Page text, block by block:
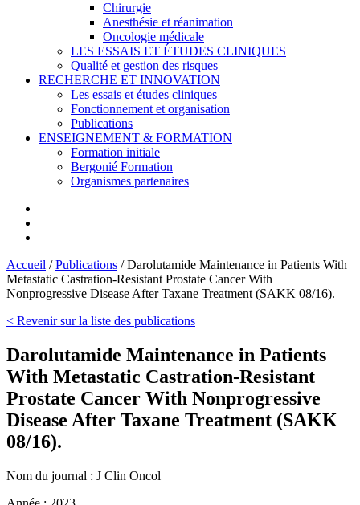
Chirurgie
Anesthésie et réanimation
Oncologie médicale
LES ESSAIS ET ÉTUDES CLINIQUES
Qualité et gestion des risques
RECHERCHE ET INNOVATION
Les essais et études cliniques
Fonctionnement et organisation
Publications
ENSEIGNEMENT & FORMATION
Formation initiale
Bergonié Formation
Organismes partenaires
Accueil /Publications /Darolutamide Maintenance in Patients With
Metastatic Castration-Resistant Prostate Cancer With
Nonprogressive Disease After Taxane Treatment (SAKK 08/16).
< Revenir sur la liste des publications
Darolutamide Maintenance in Patients
With Metastatic Castration-Resistant
Prostate Cancer With Nonprogressive
Disease After Taxane Treatment (SAKK
08/16).
Nom du journal : J Clin Oncol